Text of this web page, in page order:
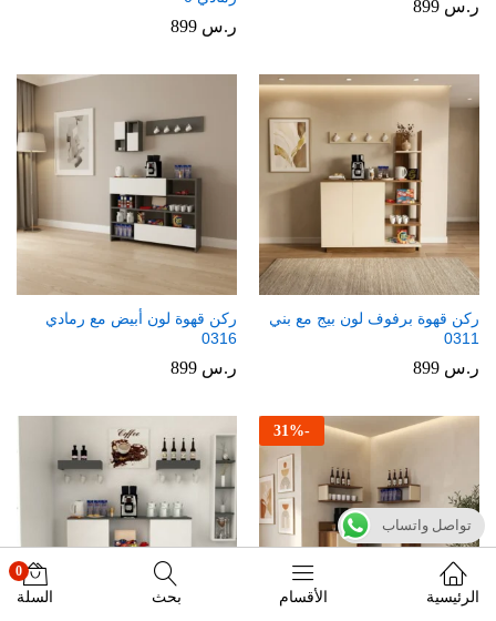
ر.س
ر.س
ركن قهوة برفوف لون بيج مع بني
0311
ر.س
ركن قهوة لون أبيض مع رمادي
0316
ر.س
-
31 %
الرئيسية الأقسام بحث
0
السلة
تواصل واتساب